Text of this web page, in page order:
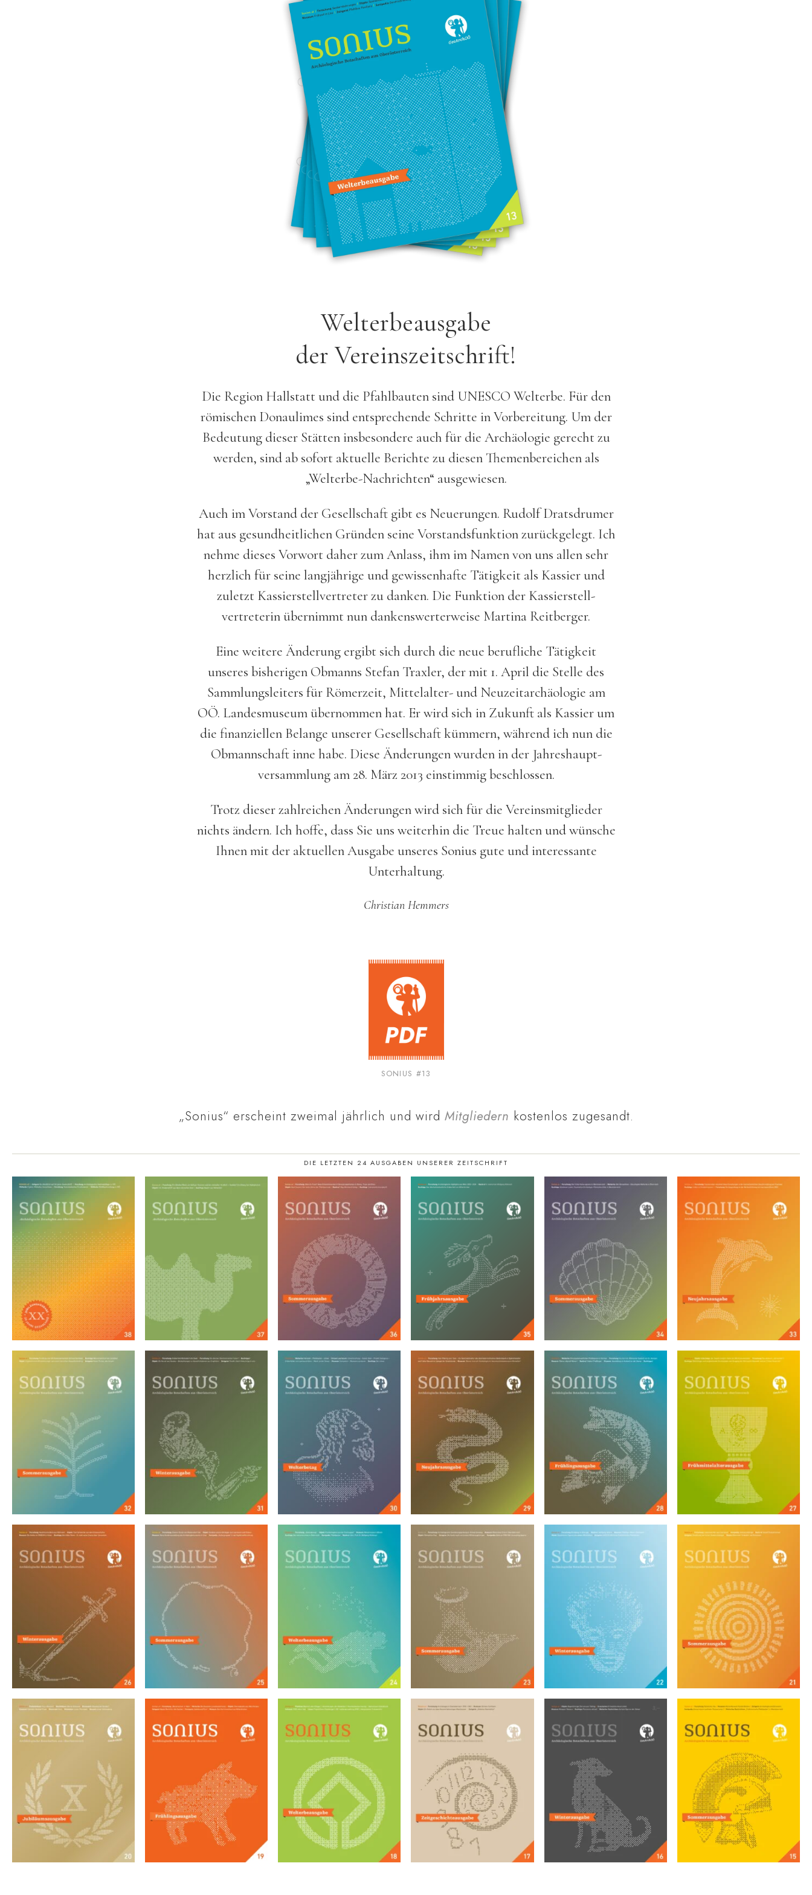
Welterbeausgabe
der Vereinszeitschrift!
Die Region Hallstatt und die Pfahlbauten sind UNESCO Welterbe. Für den
römischen Donaulimes sind entsprechende Schritte in Vorbereitung. Um der
Bedeutung dieser Stätten insbesondere auch für die Archäologie gerecht zu
werden, sind ab sofort aktuelle Berichte zu diesen Themenbereichen als
„Welterbe-Nachrichten“ ausgewiesen.
Auch im Vorstand der Gesellschaft gibt es Neuerungen. Rudolf Dratsdrumer
hat aus gesundheitlichen Gründen seine Vorstandsfunktion zurückgelegt. Ich
nehme dieses Vorwort daher zum Anlass, ihm im Namen von uns allen sehr
herzlich für seine langjährige und gewissenhafte Tätigkeit als Kassier und
zuletzt Kassier­stellvertreter zu danken. Die Funktion der Kassierstell­
vertreterin übernimmt nun dankenswerterweise Martina Reitberger.
Eine weitere Änderung ergibt sich durch die neue berufliche Tätigkeit
unseres bisherigen Obmanns Stefan Traxler, der mit 1. April die Stelle des
Sammlungsleiters für Römerzeit, Mittelalter- und Neuzeitarchäologie am
OÖ. Landesmuseum übernommen hat. Er wird sich in Zukunft als Kassier um
die finanziellen Belange unserer Gesellschaft kümmern, während ich nun die
Obmannschaft inne habe. Diese Änderungen wurden in der Jahreshaupt­
versammlung am 28. März 2013 einstimmig beschlossen.
Trotz dieser zahlreichen Änderungen wird sich für die Vereinsmitglieder
nichts ändern. Ich hoffe, dass Sie uns weiterhin die Treue halten und wünsche
Ihnen mit der aktuellen Ausgabe unseres Sonius gute und interessante
Unterhaltung.
Christian Hemmers
SONIUS #13
„Sonius“ erscheint zweimal jährlich und wird Mitgliedern kostenlos zugesandt.
DIE LETZTEN 24 AUSGABEN UNSERER ZEITSCHRIFT